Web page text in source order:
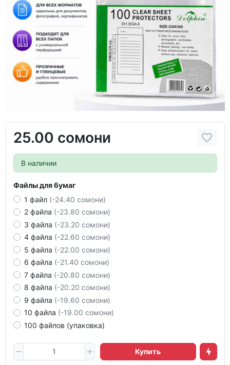
25.00 сомони
В наличии
Файлы для бумаг
1 файл (-24.40 сомони)
2 файла (-23.80 сомони)
3 файла (-23.20 сомони)
4 файла (-22.60 сомони)
5 файла (-22.00 сомони)
6 файла (-21.40 сомони)
7 файла (-20.80 сомони)
8 файла (-20.20 сомони)
9 файла (-19.60 сомони)
10 файла (-19.00 сомони)
100 файлов (упаковка)
Купить